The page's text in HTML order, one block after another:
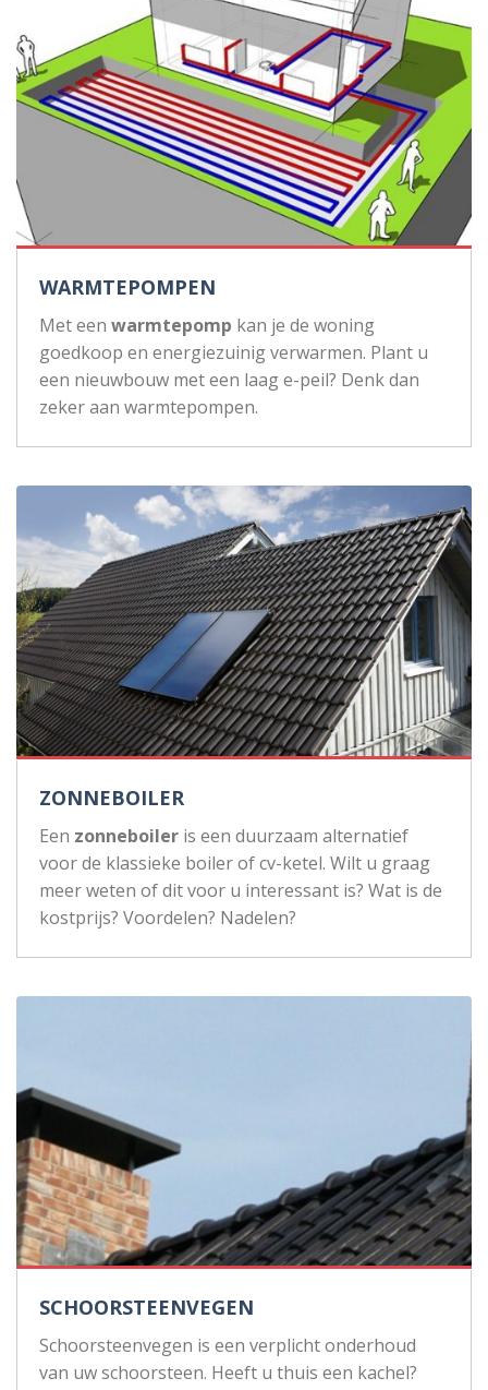
WARMTEPOMPEN
Met een warmtepomp kan je de woning
goedkoop en energiezuinig verwarmen. Plant u
een nieuwbouw met een laag e-peil? Denk dan
zeker aan warmtepompen.
ZONNEBOILER
Een zonneboiler is een duurzaam alternatief
voor de klassieke boiler of cv-ketel. Wilt u graag
meer weten of dit voor u interessant is? Wat is de
kostprijs? Voordelen? Nadelen?
SCHOORSTEENVEGEN
Schoorsteenvegen is een verplicht onderhoud
van uw schoorsteen. Heeft u thuis een kachel?